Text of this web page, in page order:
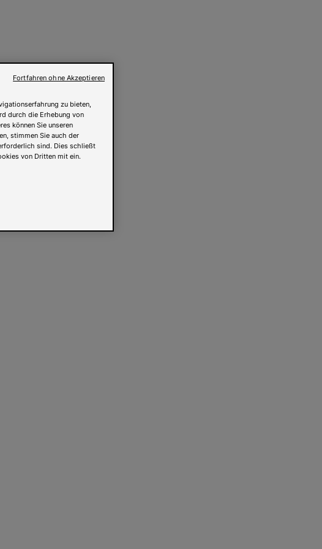
zu bieten,
durch die Erhebung von
können Sie unseren
stimmen Sie auch der
sind. Dies schließt
von Dritten mit ein.
Fortfahren ohne Akzeptieren